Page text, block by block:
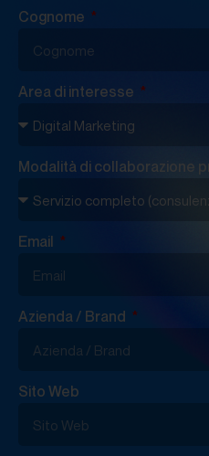
Cognome
Area di interesse
Modalità di collaborazione
Email
Azienda / Brand
Sito Web